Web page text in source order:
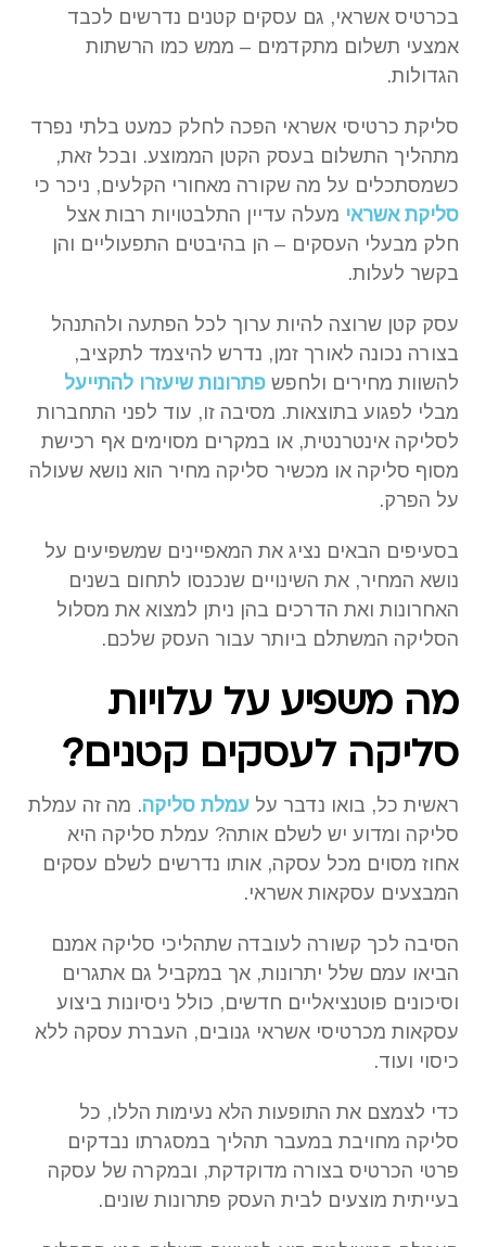
בכרטיס אשראי, גם עסקים קטנים נדרשים לכבד
אמצעי תשלום מתקדמים – ממש כמו הרשתות
הגדולות.
סליקת כרטיסי אשראי הפכה לחלק כמעט בלתי נפרד
מתהליך התשלום בעסק הקטן הממוצע. ובכל זאת,
כשמסתכלים על מה שקורה מאחורי הקלעים, ניכר כי
סליקת אשראי מעלה עדיין התלבטויות רבות אצל
חלק מבעלי העסקים – הן בהיבטים התפעוליים והן
בקשר לעלות.
עסק קטן שרוצה להיות ערוך לכל הפתעה ולהתנהל
בצורה נכונה לאורך זמן, נדרש להיצמד לתקציב,
להשוות מחירים ולחפש פתרונות שיעזרו להתייעל
מבלי לפגוע בתוצאות. מסיבה זו, עוד לפני התחברות
לסליקה אינטרנטית, או במקרים מסוימים אף רכישת
מסוף סליקה או מכשיר סליקה מחיר הוא נושא שעולה
על הפרק.
בסעיפים הבאים נציג את המאפיינים שמשפיעים על
נושא המחיר, את השינויים שנכנסו לתחום בשנים
האחרונות ואת הדרכים בהן ניתן למצוא את מסלול
הסליקה המשתלם ביותר עבור העסק שלכם.
מה משפיע על עלויות
סליקה לעסקים קטנים?
ראשית כל, בואו נדבר על עמלת סליקה. מה זה עמלת
סליקה ומדוע יש לשלם אותה? עמלת סליקה היא
אחוז מסוים מכל עסקה, אותו נדרשים לשלם עסקים
המבצעים עסקאות אשראי.
הסיבה לכך קשורה לעובדה שתהליכי סליקה אמנם
הביאו עמם שלל יתרונות, אך במקביל גם אתגרים
וסיכונים פוטנציאליים חדשים, כולל ניסיונות ביצוע
עסקאות מכרטיסי אשראי גנובים, העברת עסקה ללא
כיסוי ועוד.
כדי לצמצם את התופעות הלא נעימות הללו, כל
סליקה מחויבת במעבר תהליך במסגרתו נבדקים
פרטי הכרטיס בצורה מדוקדקת, ובמקרה של עסקה
בעייתית מוצעים לבית העסק פתרונות שונים.